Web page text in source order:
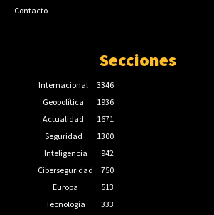
Contacto
Secciones
Internacional
3346
Geopolítica
1936
Actualidad
1671
Seguridad
1300
Inteligencia
942
Ciberseguridad
750
Europa
513
Tecnología
333